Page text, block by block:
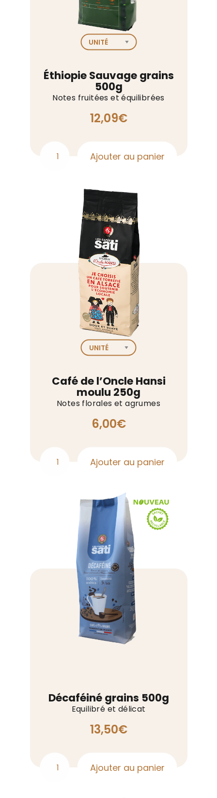
Éthiopie Sauvage grains
500g
Notes fruitées et équilibrées
12,09€
quantité
Éthiopie
Sauvage
grains
Ajouter au panier
Café de l’Oncle Hansi
moulu 250g
Notes florales et agrumes
6,00€
quantité
l’Oncle
Hansi
moulu
Ajouter au panier
Décaféiné grains 500g
Equilibré et délicat
13,50€
quantité
Ajouter au panier